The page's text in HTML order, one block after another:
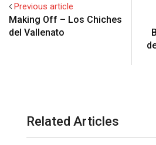
Previous article
Making Off – Los Chiches
del Vallenato
Related Articles